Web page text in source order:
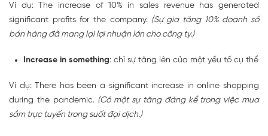
Ví dụ: The increase of 10% in sales revenue has generated
significant profits for the company.(Sự gia tăng 10% doanh số
bán hàng đã mang lại lợi nhuận lớn cho công ty.)
Increase in something: chỉ sự tăng lên của một yếu tố cụ thể
Ví dụ: There has been a significant increase in online shopping
during the pandemic. (Có một sự tăng đáng kể trong việc mua
sắm trực tuyến trong suốt đại dịch.)